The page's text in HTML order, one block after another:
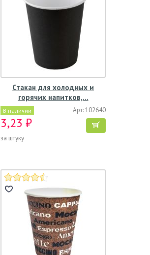
Стакан для холодных и
горячих напитков,…
В наличии Арт: 102640
3,23 ₽
за штуку